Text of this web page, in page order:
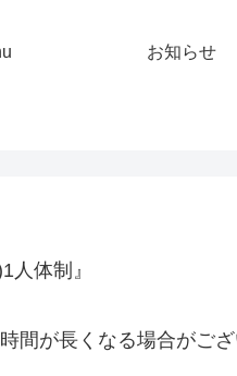
お知らせ
人体制』
間が長くなる場合がござ